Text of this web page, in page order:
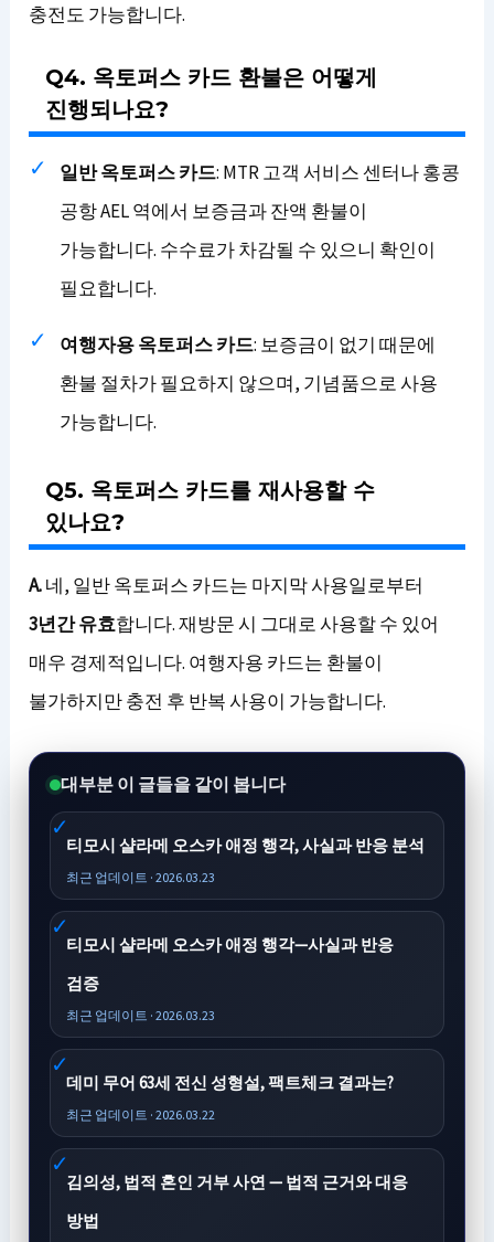
충전도 가능합니다.
Q4. 옥토퍼스 카드 환불은 어떻게
진행되나요?
일반 옥토퍼스 카드: MTR 고객 서비스 센터나 홍콩
공항 AEL 역에서 보증금과 잔액 환불이
가능합니다. 수수료가 차감될 수 있으니 확인이
필요합니다.
여행자용 옥토퍼스 카드: 보증금이 없기 때문에
환불 절차가 필요하지 않으며, 기념품으로 사용
가능합니다.
Q5. 옥토퍼스 카드를 재사용할 수
있나요?
A.네, 일반 옥토퍼스 카드는 마지막 사용일로부터
3년간 유효합니다. 재방문 시 그대로 사용할 수 있어
매우 경제적입니다. 여행자용 카드는 환불이
불가하지만 충전 후 반복 사용이 가능합니다.
대부분 이 글들을 같이 봅니다
티모시 샬라메 오스카 애정 행각, 사실과 반응 분석
최근 업데이트 · 2026.03.23
티모시 샬라메 오스카 애정 행각—사실과 반응
검증
최근 업데이트 · 2026.03.23
데미 무어 63세 전신 성형설, 팩트체크 결과는?
최근 업데이트 · 2026.03.22
김의성, 법적 혼인 거부 사연 — 법적 근거와 대응
방법